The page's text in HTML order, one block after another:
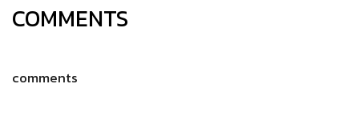
COMMENTS
comments